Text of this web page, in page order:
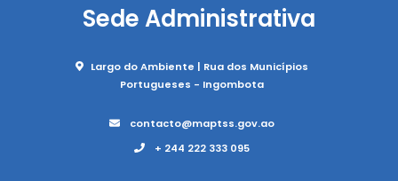
Sede Administrativa
Largo do Ambiente | Rua dos Municípios
Portugueses - Ingombota
contacto@maptss.gov.ao
+ 244 222 333 095